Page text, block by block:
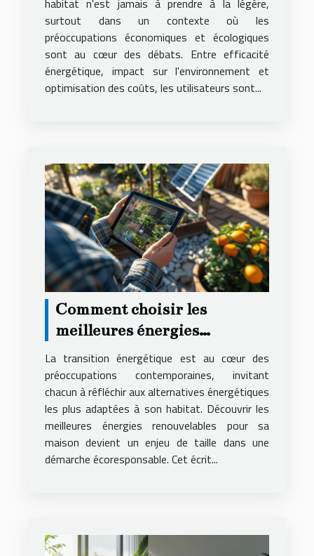
habitat n'est jamais à prendre à la légère,
surtout dans un contexte où les
préoccupations économiques et écologiques
sont au cœur des débats. Entre efficacité
énergétique, impact sur l'environnement et
optimisation des coûts, les utilisateurs sont...
Comment choisir les
meilleures énergies
renouvelables pour votre
maison
La transition énergétique est au cœur des
préoccupations contemporaines, invitant
chacun à réfléchir aux alternatives énergétiques
les plus adaptées à son habitat. Découvrir les
meilleures énergies renouvelables pour sa
maison devient un enjeu de taille dans une
démarche écoresponsable. Cet écrit...